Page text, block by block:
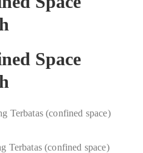
Space
Terbatas (confined space)
Terbatas (confined space)